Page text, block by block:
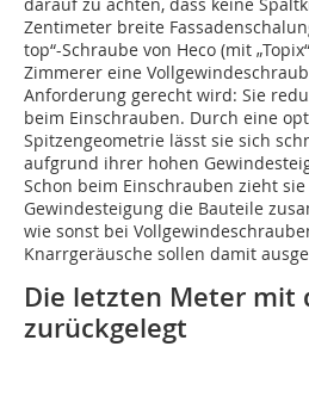
darauf zu achten, dass keine
Zentimeter breite
top“-Schraube von Heco (mit
Zimmerer eine
Anforderung gerecht wird: Sie
beim Einschrauben. Durch eine
Spitzengeometrie lässt sie sich
aufgrund ihrer hohen
Schon beim Einschrauben zieht
Gewindesteigung die Bauteile
wie sonst bei
Knarrgeräusche sollen damit
Die letzten Meter mit
zurückgelegt